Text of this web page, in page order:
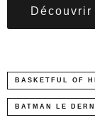
Découvrir
BASKETFUL OF
BATMAN LE